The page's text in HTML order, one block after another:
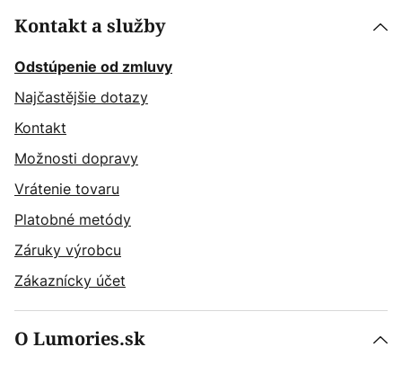
Kontakt a služby
Odstúpenie od zmluvy
Najčastějšie dotazy
Kontakt
Možnosti dopravy
Vrátenie tovaru
Platobné metódy
Záruky výrobcu
Zákaznícky účet
O Lumories.sk